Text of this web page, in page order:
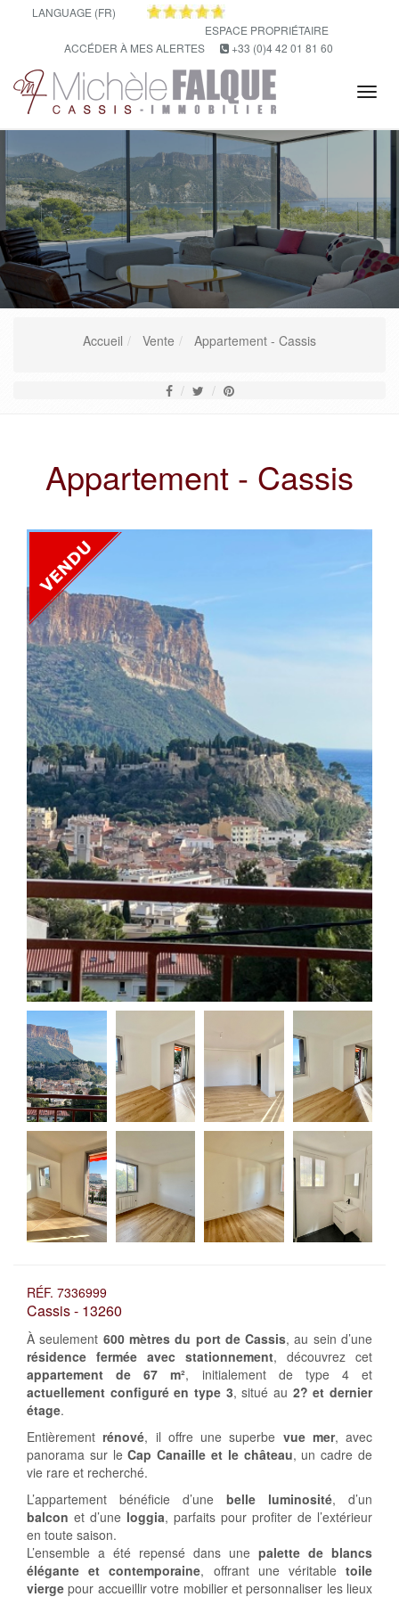
LANGUAGE (FR)
ESPACE PROPRIÉTAIRE
ACCÉDER À MES ALERTES
+33 (0)4 42 01 81 60
Accueil Vente Appartement - Cassis
Appartement - Cassis
RÉF. 7336999
Cassis - 13260
À seulement 600 mètres du port de Cassis, au sein d’une
résidence fermée avec stationnement, découvrez cet
appartement de 67 m², initialement de type 4 et
actuellement configuré en type 3, situé au 2? et dernier
étage.
Entièrement rénové, il offre une superbe vue mer, avec
panorama sur leCap Canaille et le château, un cadre de
vie rare et recherché.
L’appartement bénéficie d’une belle luminosité, d’un
balcon et d’une loggia, parfaits pour profiter de l’extérieur
en toute saison.
L’ensemble a été repensé dans une palette de blancs
élégante et contemporaine, offrant une véritabletoile
vierge pour accueillir votre mobilier et personnaliser les lieux